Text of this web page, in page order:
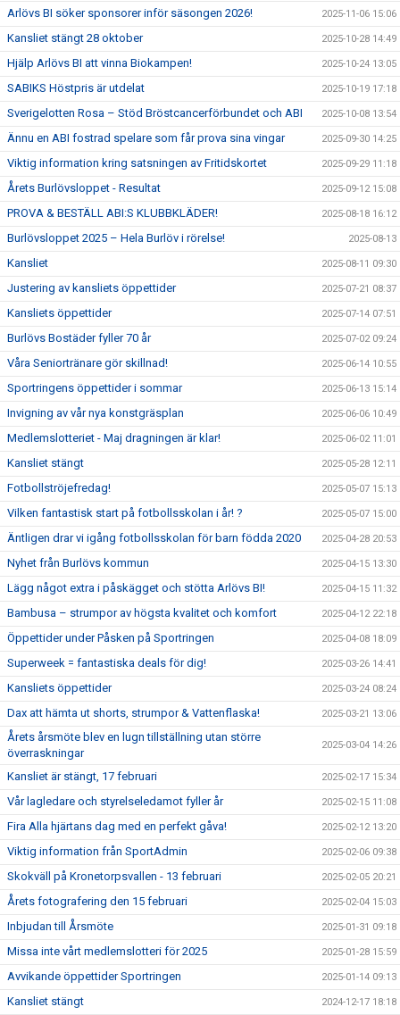
Arlövs BI söker sponsorer inför säsongen 2026! 2025-11-06 15:06
Kansliet stängt 28 oktober 2025-10-28 14:49
Hjälp Arlövs BI att vinna Biokampen! 2025-10-24 13:05
SABIKS Höstpris är utdelat 2025-10-19 17:18
Sverigelotten Rosa – Stöd Bröstcancerförbundet och ABI 2025-10-08 13:54
Ännu en ABI fostrad spelare som får prova sina vingar 2025-09-30 14:25
Viktig information kring satsningen av Fritidskortet 2025-09-29 11:18
Årets Burlövsloppet - Resultat 2025-09-12 15:08
PROVA & BESTÄLL ABI:S KLUBBKLÄDER! 2025-08-18 16:12
Burlövsloppet 2025 – Hela Burlöv i rörelse! 2025-08-13
Kansliet 2025-08-11 09:30
Justering av kansliets öppettider 2025-07-21 08:37
Kansliets öppettider 2025-07-14 07:51
Burlövs Bostäder fyller 70 år 2025-07-02 09:24
Våra Seniortränare gör skillnad! 2025-06-14 10:55
Sportringens öppettider i sommar 2025-06-13 15:14
Invigning av vår nya konstgräsplan 2025-06-06 10:49
Medlemslotteriet - Maj dragningen är klar! 2025-06-02 11:01
Kansliet stängt 2025-05-28 12:11
Fotbollströjefredag! 2025-05-07 15:13
Vilken fantastisk start på fotbollsskolan i år! ? 2025-05-07 15:00
Äntligen drar vi igång fotbollsskolan för barn födda 2020 2025-04-28 20:53
Nyhet från Burlövs kommun 2025-04-15 13:30
Lägg något extra i påskägget och stötta Arlövs BI! 2025-04-15 11:32
Bambusa – strumpor av högsta kvalitet och komfort 2025-04-12 22:18
Öppettider under Påsken på Sportringen 2025-04-08 18:09
Superweek = fantastiska deals för dig! 2025-03-26 14:41
Kansliets öppettider 2025-03-24 08:24
Dax att hämta ut shorts, strumpor & Vattenflaska! 2025-03-21 13:06
Årets årsmöte blev en lugn tillställning utan större
överraskningar
2025-03-04 14:26
Kansliet är stängt, 17 februari 2025-02-17 15:34
Vår lagledare och styrelseledamot fyller år 2025-02-15 11:08
Fira Alla hjärtans dag med en perfekt gåva! 2025-02-12 13:20
Viktig information från SportAdmin 2025-02-06 09:38
Skokväll på Kronetorpsvallen - 13 februari 2025-02-05 20:21
Årets fotografering den 15 februari 2025-02-04 15:03
Inbjudan till Årsmöte 2025-01-31 09:18
Missa inte vårt medlemslotteri för 2025 2025-01-28 15:59
Avvikande öppettider Sportringen 2025-01-14 09:13
Kansliet stängt 2024-12-17 18:18